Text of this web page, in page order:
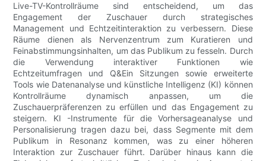
Live-TV-Kontrollräume sind entscheidend, um das
Engagement der Zuschauer durch strategisches
Management und Echtzeitinteraktion zu verbessern. Diese
Räume dienen als Nervenzentrum zum Kuratieren und
Feinabstimmungsinhalten, um das Publikum zu fesseln. Durch
die Verwendung interaktiver Funktionen wie
Echtzeitumfragen und Q&Ein Sitzungen sowie erweiterte
Tools wie Datenanalyse und künstliche Intelligenz (KI) können
Kontrollräume dynamisch anpassen, um die
Zuschauerpräferenzen zu erfüllen und das Engagement zu
steigern. KI -Instrumente für die Vorhersageanalyse und
Personalisierung tragen dazu bei, dass Segmente mit dem
Publikum in Resonanz kommen, was zu einer höheren
Interaktion zur Zuschauer führt. Darüber hinaus kann die